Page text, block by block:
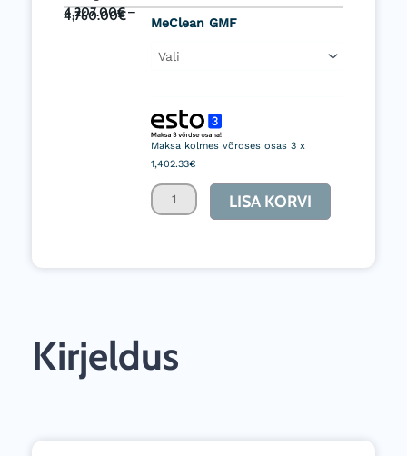
4,207.00€–
4,760.00€Price
range:
4,207.00€
through
4,760.00€
MeClean GMF
Maksa kolmes võrdses osas 3 x
1,402.33€
MeClean
15-
21l
statsionaarne
kõrgsurvepesur
kogus
LISA KORVI
Kirjeldus